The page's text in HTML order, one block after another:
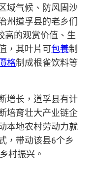
域气候、防风固沙
州道孚县的老乡们
高的观赏价值、生
，其叶片可包養制
格制成根雀饮料等
增长，道孚县有计
培育壮大产业链企
本地农村劳动力就
，带动该县6个乡
村振兴。